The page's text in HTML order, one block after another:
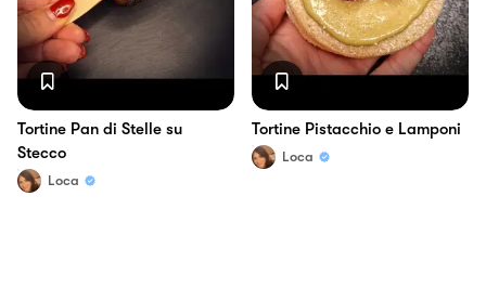
Tortine Pan di Stelle su
Stecco
Loca
Tortine Pistacchio e Lamponi
Loca